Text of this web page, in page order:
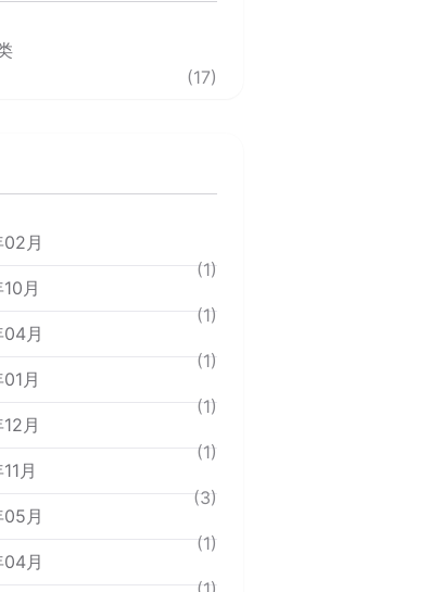
(17)
月
(1)
月
(1)
月
(1)
月
(1)
月
(1)
月
(3)
月
(1)
月